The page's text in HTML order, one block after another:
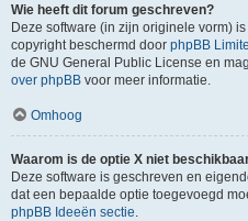
Wie heeft dit forum geschreven?
Deze software (in zijn originele vorm)
copyright beschermd door phpBB
de GNU General Public License en
over phpBB voor meer informatie.
Omhoog
Waarom is de optie X niet
Deze software is geschreven en
dat een bepaalde optie toegevoegd
phpBB Ideeën sectie